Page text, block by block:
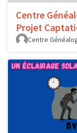
Centre
Projet
Centre